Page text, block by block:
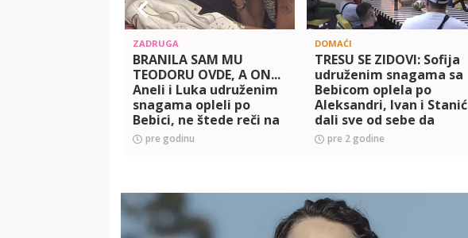
ZADRUGA
BRANILA SAM MU
TEODORU OVDE, A ON...
Aneli i Luka udruženim
snagama opleli po
Bebici, ne štede reči na
njegov račun (VIDEO)
pre godinu
DOMAĆI
TRESU SE ZIDOVI: Sofija
udruženim snagama sa
Bebicom oplela po
Aleksandri, Ivan i Stanić
dali sve od sebe da
opravdaju Nikolićevu!
(VIDEO)
pre 2 godine